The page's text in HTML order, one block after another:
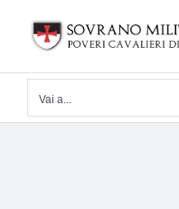
contenuto
Vai a...